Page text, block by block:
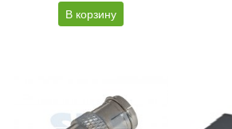
В корзину